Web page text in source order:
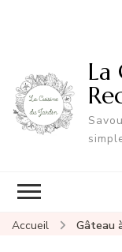
La
Accueil Gâteau